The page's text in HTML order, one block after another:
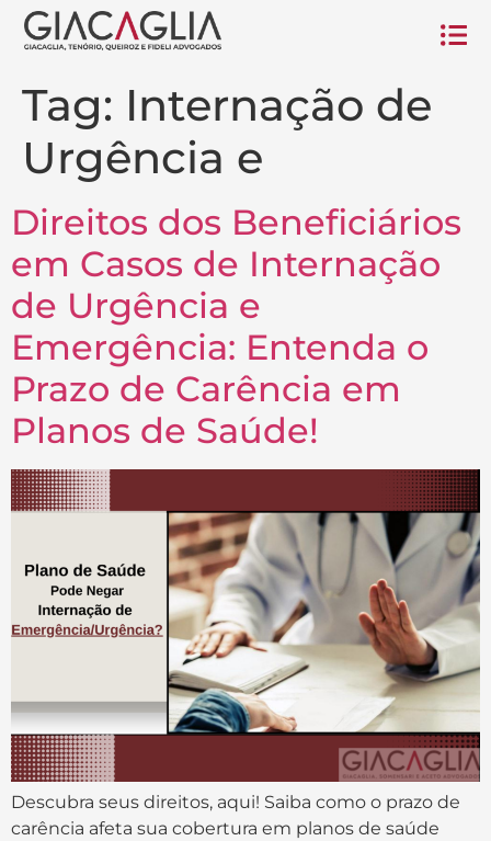
Tag: Internação de
Urgência e
Direitos dos Beneficiários
em Casos de Internação
de Urgência e
Emergência: Entenda o
Prazo de Carência em
Planos de Saúde!
Descubra seus direitos, aqui! Saiba como o prazo de
carência afeta sua cobertura em planos de saúde